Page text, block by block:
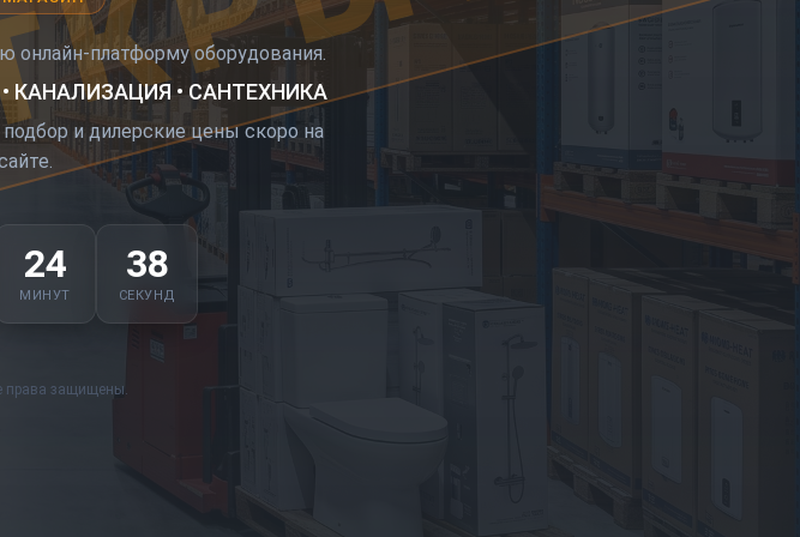
платформу оборудования.
КАНАЛИЗАЦИЯ • САНТЕХНИКА
и дилерские цены скоро на
24
МИНУТ
37
СЕКУНД
права защищены.